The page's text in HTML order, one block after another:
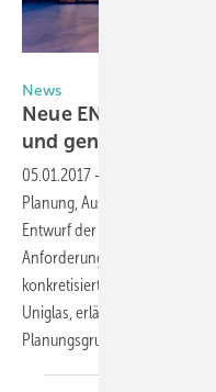
News
Neue EN 12488:
und geneigte
05.01.2017 -
Planung, Ausschreibung und
Entwurf der prEN ISO
Anforderungen der DIN 18361
konkretisiert werden. Thomas
Uniglas, erläutert, warum die
Planungsgrundlage für